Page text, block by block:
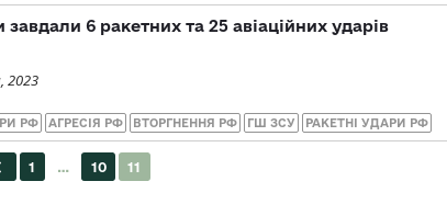
завдали 6 ракетних та 25 авіаційних ударів
2023
РФ АГРЕСІЯ РФ ВТОРГНЕННЯ РФ ГШ ЗСУ РАКЕТНІ УДАРИ РФ